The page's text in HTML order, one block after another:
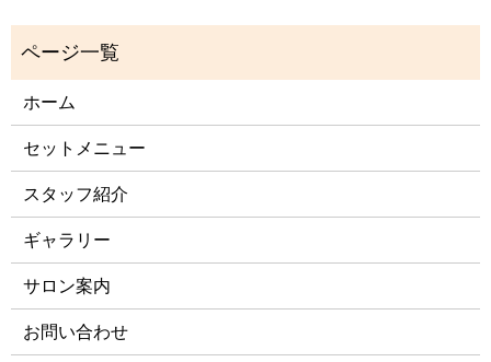
ホーム
セットメニュー
スタッフ紹介
ギャラリー
サロン案内
お問い合わせ